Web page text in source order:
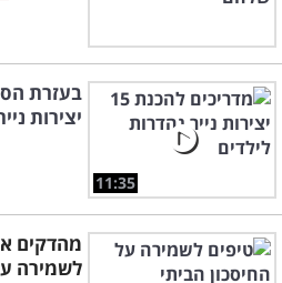
11:35
יצירות
לשמירה